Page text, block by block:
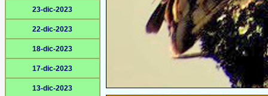
23-dic-2023
22-dic-2023
18-dic-2023
17-dic-2023
13-dic-2023